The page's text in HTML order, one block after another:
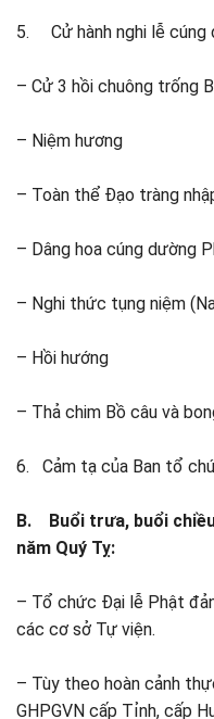
5. Cử hành nghi lễ cúng
– Cử 3 hồi chuông trống
– Niệm hương
– Toàn thể Đạo tràng
– Dâng hoa cúng dường
– Nghi thức tụng niệm
– Hồi hướng
– Thả chim Bồ câu và
6. Cảm tạ của Ban tổ
B. Buổi trưa, buổi
năm Quý Tỵ:
– Tổ chức Đại lễ Phật
các cơ sở Tự viện.
– Tùy theo hoàn cảnh
GHPGVN cấp Tỉnh, cấp